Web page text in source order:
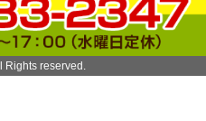
Rights reserved.